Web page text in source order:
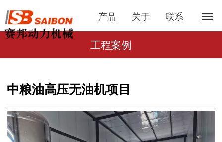
产品 关于 联系
工程案例
中粮油高压无油机项目